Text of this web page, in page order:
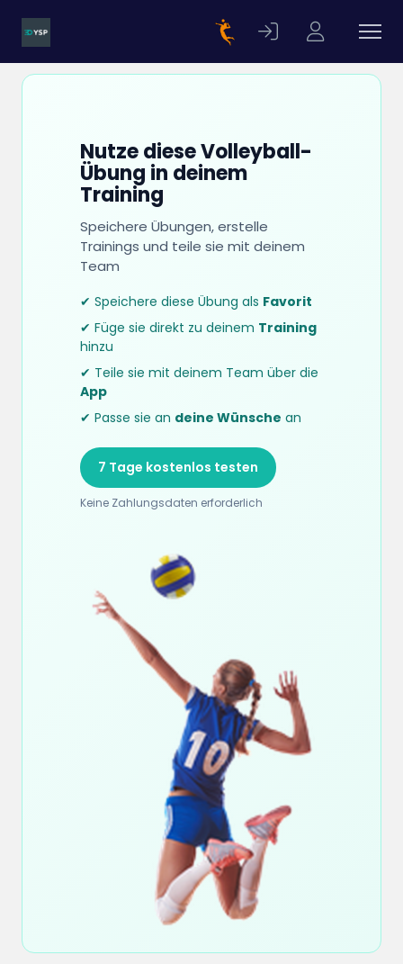
Nutze diese Volleyball-
Übung in deinem
Training
Speichere Übungen, erstelle
Trainings und teile sie mit deinem
Team
✔ Speichere diese Übung als Favorit
✔ Füge sie direkt zu deinem Training
hinzu
✔ Teile sie mit deinem Team über die
App
✔ Passe sie an deine Wünsche an
7 Tage kostenlos testen
Keine Zahlungsdaten erforderlich